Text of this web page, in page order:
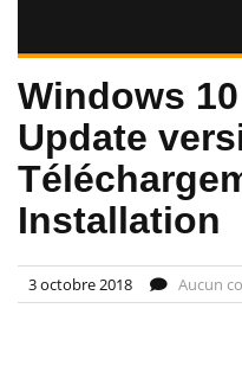
Windows
Update
Installation
3 octobre 2018 Aucun